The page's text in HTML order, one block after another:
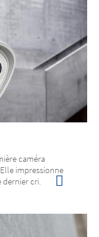
caméra
impressionne
cri.